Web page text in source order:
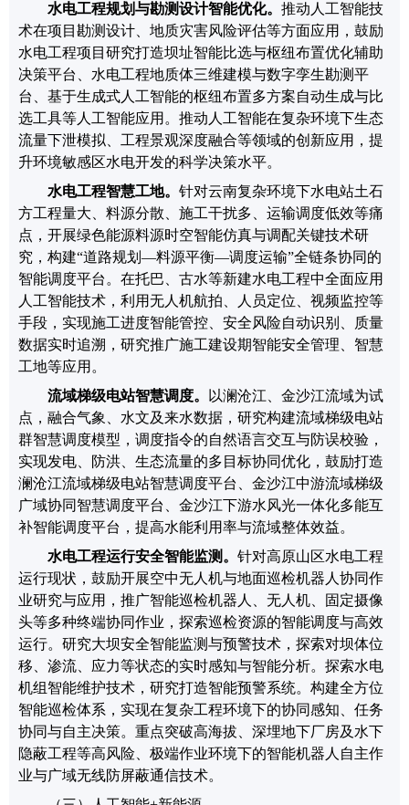
水电工程规划与勘测设计智能优化。 推动人工智能技
术在项目勘测设计、地质灾害风险评估等方面应用， 鼓励
水电工程项目 研究打造坝址智能比选与枢纽布置优化辅助
决策平台、水电工程地质体三维建模与数字孪生勘测平
台、基于生成式人工智能的枢纽布置多方案自动生成与比
选工具等人工智能应用。 推动人工智能在复杂环境下生态
流量下泄模拟、工程景观深度融合等领域的创新应用，提
升环境敏感区水电开发的科学决策水平。
水电工程智慧工地。 针对云南复杂环境下水电站土石
方工程量大、料源分散、施工干扰多、运输调度低效等痛
点，开展绿色能源料源时空智能仿真与调配关键技术研
究，构建“道路规划 —料源平衡—调度运输”全链条协同的
智能调度平台。在托巴、古水等新建水电工程中全面应用
人工智能技术，利用无人机航拍、人员定位、视频监控等
手段，实现施工进度智能管控、安全风险自动识别、质量
数据实时追溯 ，研究推广施工建设期智能安全管理 、智慧
工地等应用。
流域梯级电站智慧调度。
以澜沧江、金沙江流域为试
点，融合气象、水文及来水数据， 研究构建流域梯级电站
群智慧调度模型，调度指令的自然语言交互与防误校验，
实现发电、防洪、生态流量的多目标协同优化 ，鼓励打造
澜沧江流域梯级电站智慧调度平台、 金沙江中游流域梯级
广域协同智慧调度平台、 金沙江下游水风光一体化多能互
补智能调度平台 ， 提高水能利用率与流域整体效益。
水电工程运行安全智能监测。 针对高原山区水电工程
运行现状 ， 鼓励开展空中无人机与地面巡检机器人协同作
业研究与应用，推广智能巡检机器人、无人机、固定摄像
头等多种终端协同作业 ，探索巡检资源的智能调度与高效
运行。研究大坝安全智能监测与预警技术，探索对坝体位
移、渗流、应力等状态的实时感知与智能分析。 探索水电
机组智能维护技术，研究打造智能预警系统。 构建全方位
智能巡检体系，实现在复杂工程环境下的协同感知、任务
协同与自主决策。重点突破高海拔、深埋地下厂房及水下
隐蔽工程等高风险、极端作业环境下的智能机器人自主作
业与广域无线防屏蔽通信技术。